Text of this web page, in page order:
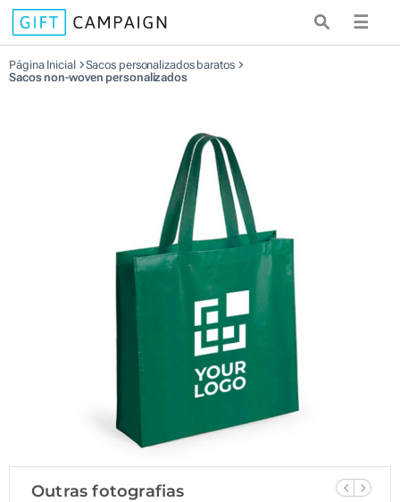
☰
Página Inicial
Sacos personalizados baratos
Sacos non-woven personalizados
Outras fotografias